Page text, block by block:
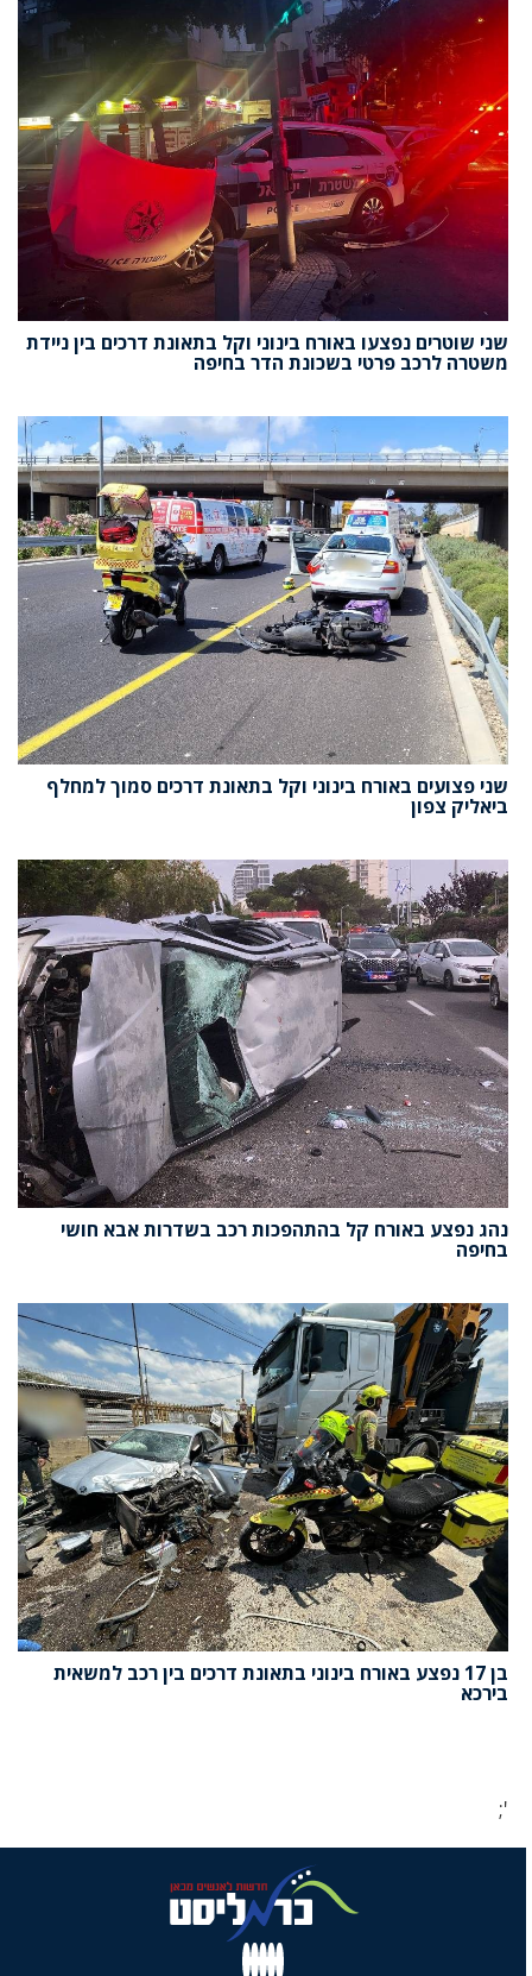
שני שוטרים נפצעו באורח בינוני וקל בתאונת דרכים בין ניידת
משטרה לרכב פרטי בשכונת הדר בחיפה
שני פצועים באורח בינוני וקל בתאונת דרכים סמוך למחלף
ביאליק צפון
נהג נפצע באורח קל בהתהפכות רכב בשדרות אבא חושי
בחיפה
בן 17 נפצע באורח בינוני בתאונת דרכים בין רכב למשאית
בירכא
';